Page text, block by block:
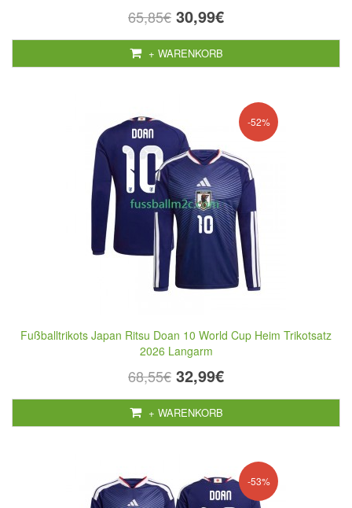
65,85€ 30,99€
+ WARENKORB
-52%
Fußballtrikots Japan Ritsu Doan 10 World Cup Heim Trikotsatz
2026 Langarm
68,55€ 32,99€
+ WARENKORB
-53%